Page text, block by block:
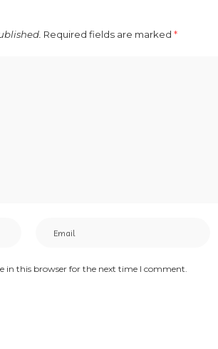
Required fields are marked *
in this browser for the next time I comment.